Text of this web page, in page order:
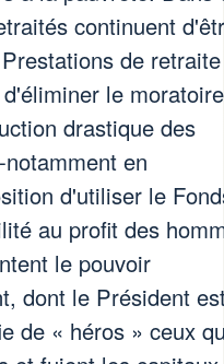
continuent
de retraite
le moratoire
drastique des
en
d'utiliser le
au profit des
le pouvoir
dont le Président
de « héros » ceux